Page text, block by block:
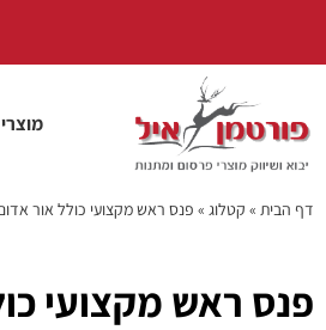
דף הבית » קטלוג » פנס ראש מקצועי כולל אור
פנס ראש מקצועי